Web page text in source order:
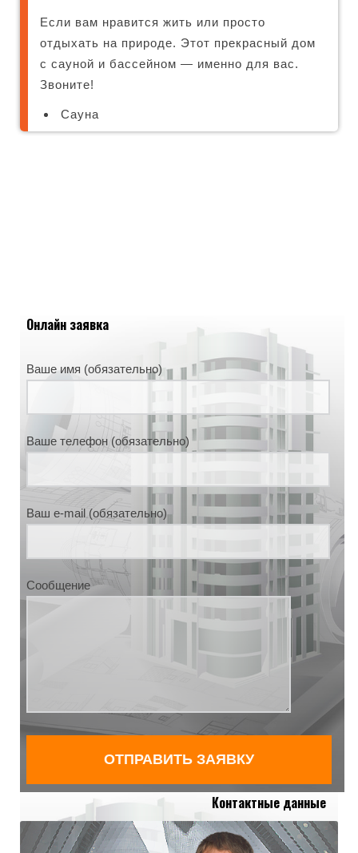
Если вам нравится жить или просто
отдыхать на природе. Этот прекрасный дом
с сауной и бассейном — именно для вас.
Звоните!
Сауна
Онлайн заявка
Ваше имя (обязательно)
Ваше телефон (обязательно)
Ваш e-mail (обязательно)
Сообщение
Контактные данные